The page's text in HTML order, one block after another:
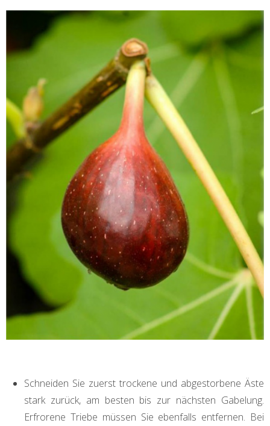
Schneiden Sie zuerst trockene und abgestorbene Äste
stark zurück, am besten bis zur nächsten Gabelung.
Erfrorene Triebe müssen Sie ebenfalls entfernen. Bei